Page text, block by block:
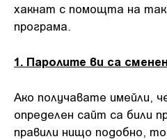
хакнат с помощта на
програма.
1. Паролите ви са
Ако получавате имейли,
определен сайт са били
правили нищо подобно,